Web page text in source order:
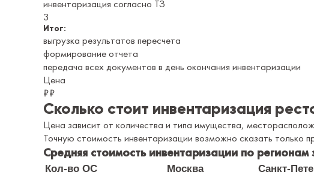
инвентаризация согласно ТЗ
3
Итог:
выгрузка результатов пересчета
формирование отчета
передача всех документов в день окончания инвентаризации
Цена
₽₽
Сколько стоит инвентаризация
Цена зависит от количества и типа имущества,
Точную стоимость инвентаризации возможно сказать только
Средняя стоимость инвентаризации по регионам
Кол-во ОС Москва Санкт-